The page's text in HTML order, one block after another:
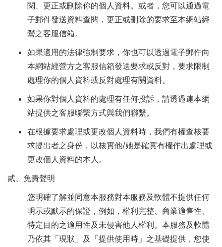
閱、更正或刪除你的個人資料。或者，您可以通過電
子郵件發送資料查閱，更正或刪除的要求至本網站經
營之客服信箱。
如果適用的法律強制要求，你也可以透過電子郵件向
本網站經營方之客服信箱發送要求或反對，要求限制
處理你的個人資料或反對處理有關資料。
如果你對個人資料的處理有任何投訴，請透過連本網
站提供之客服聯繫方式與我們聯繫。
在根據要求處理或更改個人資料時，我們有權查核要
求提出者之身份，以核實他/她是確實有權作出處理或
更改個人資料的本人。
貳、免責聲明
您明確了解並同意本服務對本服務及軟體不提供任何
明示或默示的保證，例如，權利完整、商業適售性、
特定目的之適用性及未侵害他人權利。本服務及軟體
乃依其「現狀」及「提供使用時」之基礎提供，您使